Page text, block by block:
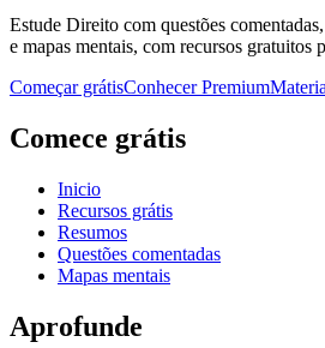
Estude Direito com questões
e mapas mentais, com recursos gratuitos
Começar grátisConhecer Premium
Comece grátis
Inicio
Recursos grátis
Resumos
Questões comentadas
Mapas mentais
Aprofunde